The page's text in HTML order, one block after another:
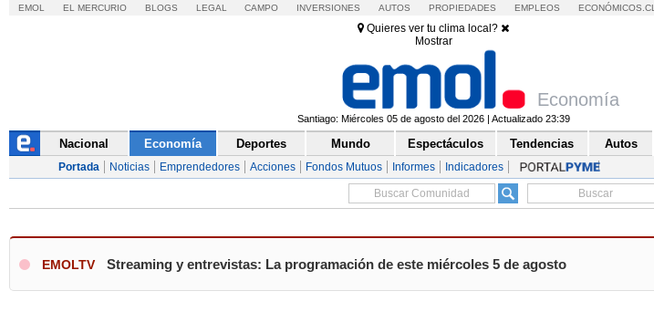
EMOL EL MERCURIO BLOGS LEGAL CAMPO INVERSIONES AUTOS PROPIEDADES EMPLEOS ECONÓMICOS.CL
Quieres ver tu clima local?
Mostrar
Economía
Santiago: Miércoles 05 de agosto del 2026 | Actualizado 23:39
Nacional Economía Deportes Mundo Espectáculos Tendencias Autos
Portada Noticias Emprendedores Acciones Fondos Mutuos Informes Indicadores
EMOLTV Streaming y entrevistas: La programación de este miércoles 5 de agosto